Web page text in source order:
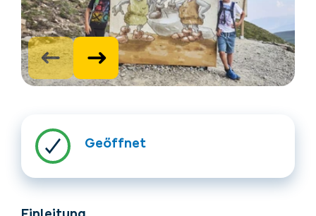
Unterkünfte finden
Geöffnet
Einleitung